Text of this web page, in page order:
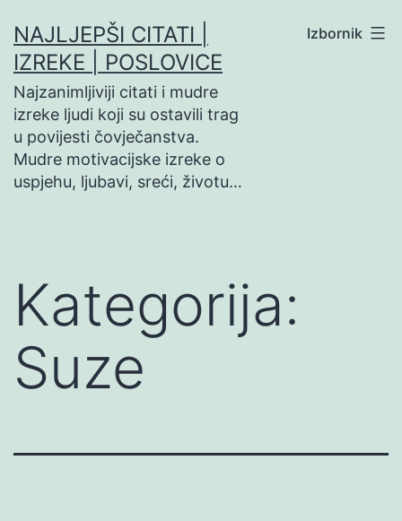
na
sadržaj
NAJLJEPŠI CITATI |
IZREKE | POSLOVICE
Najzanimljiviji citati i mudre
izreke ljudi koji su ostavili trag
u povijesti čovječanstva.
Mudre motivacijske izreke o
uspjehu, ljubavi, sreći, životu…
Izbornik
Kategorija:
Suze